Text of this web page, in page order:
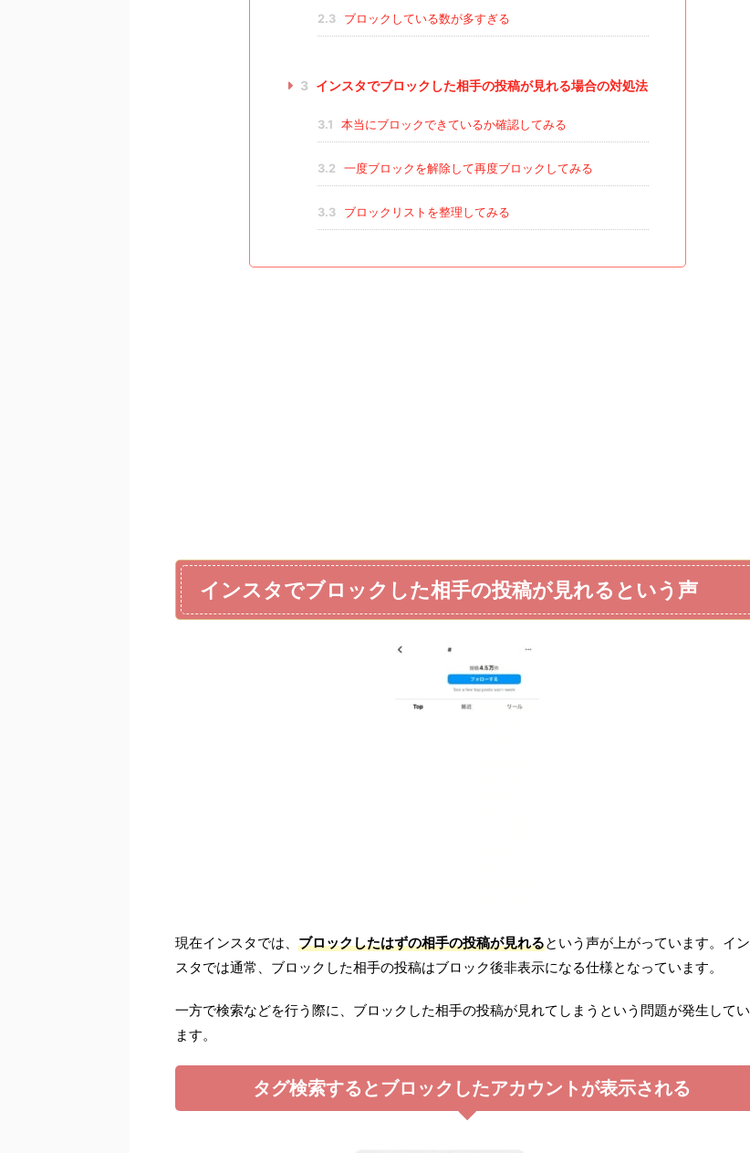
2.3 ブロックしている数が多すぎる
3 インスタでブロックした相手の投稿が見れる場合の対処法
3.1 本当にブロックできているか確認してみる
3.2 一度ブロックを解除して再度ブロックしてみる
3.3 ブロックリストを整理してみる
インスタでブロックした相手の投稿が見れるという声
現在インスタでは、 ブロックしたはずの相手の投稿が見れるという声が上がっています。イン
スタでは通常、ブロックした相手の投稿はブロック後非表示になる仕様となっています。
一方で検索などを行う際に、ブロックした相手の投稿が見れてしまうという問題が発生してい
ます。
タグ検索するとブロックしたアカウントが表示される